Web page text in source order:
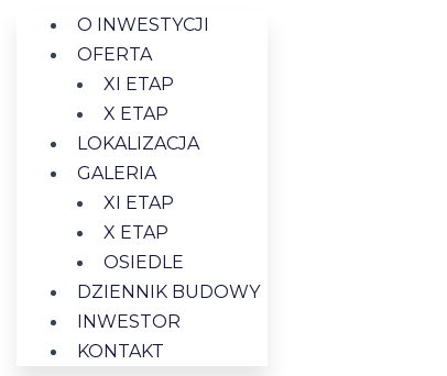
O INWESTYCJI
OFERTA
XI ETAP
X ETAP
LOKALIZACJA
GALERIA
XI ETAP
X ETAP
OSIEDLE
DZIENNIK BUDOWY
INWESTOR
KONTAKT